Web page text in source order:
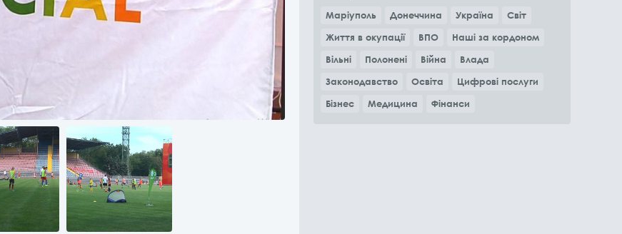
Маріуполь Донеччина Україна
Світ
Життя в окупації
ВПО
Наші за кордоном
Вільні
Полонені Війна
Влада
Законодавство
Освіта
Цифрові послуги
Бізнес
Медицина Фінанси